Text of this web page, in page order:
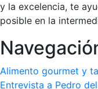
y la excelencia, te
posible en la
Alimento gourmet y
Entrevista a Pedro